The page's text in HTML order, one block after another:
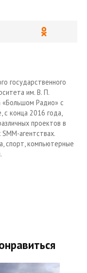
государственного
им. В. П.
«Большом Радио» с
с конца 2016 года,
проектов в
агентствах.
спорт, компьютерные